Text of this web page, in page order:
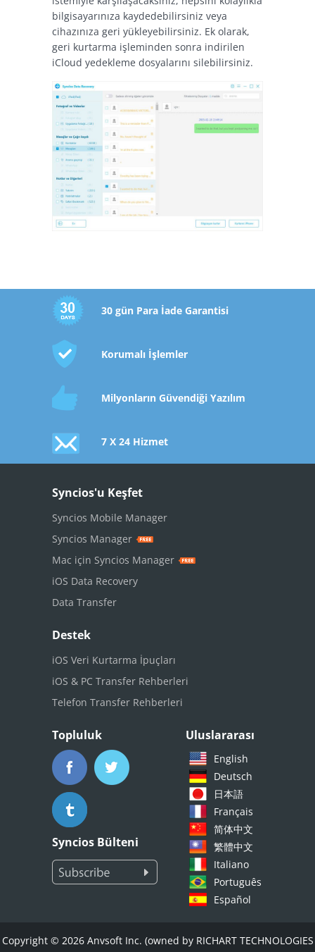
bilgisayarınıza kaydedebilirsiniz veya
cihazınıza geri yükleyebilirsiniz. Ek olarak,
geri kurtarma işleminden sonra indirilen
iCloud yedekleme dosyalarını silebilirsiniz.
30 gün Para İade Garantisi
Korumalı İşlemler
Milyonların Güvendiği Yazılım
7 X 24 Hizmet
Syncios'u Keşfet
Syncios Mobile Manager
Syncios Manager
Mac için Syncios Manager
iOS Data Recovery
Data Transfer
Destek
iOS Veri Kurtarma İpuçları
iOS & PC Transfer Rehberleri
Telefon Transfer Rehberleri
Topluluk
Syncios Bülteni
Uluslararası
English
Deutsch
日本語
Français
简体中文
繁體中文
Italiano
Português
Español
Copyright © 2026 Anvsoft Inc. (owned by RICHART TECHNOLOGIES